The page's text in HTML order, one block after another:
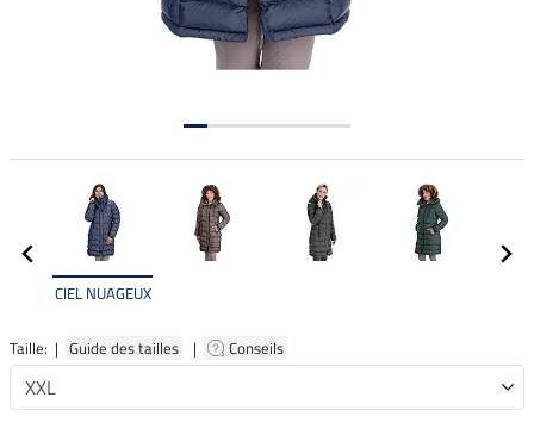
CIEL NUAGEUX
Taille: | Guide des tailles | Conseils